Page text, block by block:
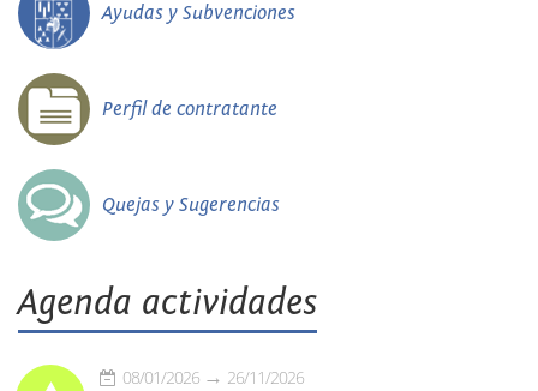
Ayudas y Subvenciones
Perfil de contratante
Quejas y Sugerencias
Agenda actividades
08/01/2026 26/11/2026